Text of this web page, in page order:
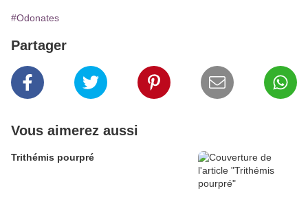
#Odonates
Partager
Vous aimerez aussi
Trithémis pourpré